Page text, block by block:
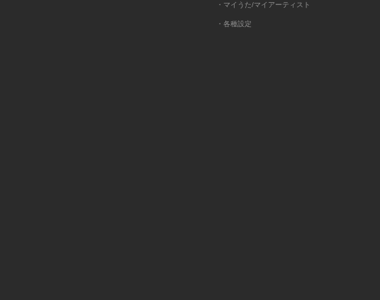
・マイうた/マイアーティスト
・各種設定